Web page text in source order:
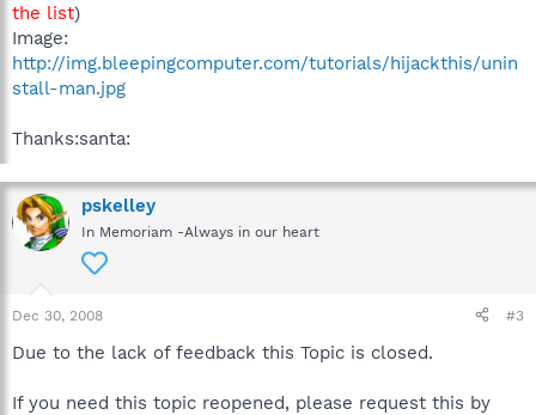
the list)
Image:
http://img.bleepingcomputer.com/tutorials/hijackthis/unin
stall-man.jpg
Thanks:santa:
pskelley
In Memoriam -Always in our heart
Dec 30, 2008 #3
Due to the lack of feedback this Topic is closed.
If you need this topic reopened, please request this by